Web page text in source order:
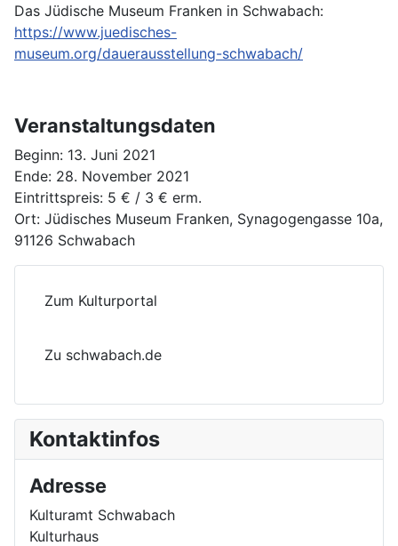
Das Jüdische Museum Franken in Schwabach:
https://www.juedisches-
museum.org/dauerausstellung-schwabach/
Veranstaltungsdaten
Beginn: 13. Juni 2021
Ende: 28. November 2021
Eintrittspreis: 5 € / 3 € erm.
Ort: Jüdisches Museum Franken, Synagogengasse 10a,
91126 Schwabach
Zum Kulturportal
Zu schwabach.de
Kontaktinfos
Adresse
Kulturamt Schwabach
Kulturhaus